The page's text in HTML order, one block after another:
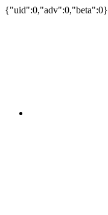
{"uid":0,"adv":0,"beta":0}